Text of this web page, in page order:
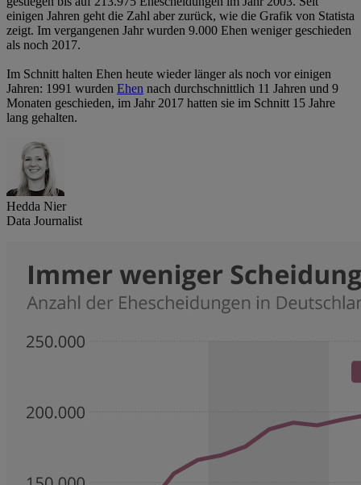
einigen Jahren geht die Zahl aber zurück, wie die Grafik von Statista
zeigt. Im vergangenen Jahr wurden 9.000 Ehen weniger geschieden
als noch 2017.
Im Schnitt halten Ehen heute wieder länger als noch vor einigen
Jahren: 1991 wurden Ehen nach durchschnittlich 11 Jahren und 9
Monaten geschieden, im Jahr 2017 hatten sie im Schnitt 15 Jahre
lang gehalten.
Hedda Nier
Data Journalist